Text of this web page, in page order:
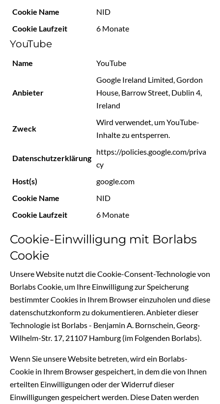
Cookie Name
NID
Cookie Laufzeit
6 Monate
YouTube
Name YouTube
Anbieter
Google Ireland Limited, Gordon
House, Barrow Street, Dublin 4,
Ireland
Zweck
Wird verwendet, um YouTube-
Inhalte zu entsperren.
Datenschutzerklärung
https://policies.google.com/priva
cy
Host(s)
google.com
Cookie Name
NID
Cookie Laufzeit
6 Monate
Cookie-Einwilligung mit Borlabs
Cookie
Unsere Website nutzt die Cookie-Consent-Technologie von
Borlabs Cookie, um Ihre Einwilligung zur Speicherung
bestimmter Cookies in Ihrem Browser einzuholen und diese
datenschutzkonform zu dokumentieren. Anbieter dieser
Technologie ist Borlabs - Benjamin A. Bornschein, Georg-
Wilhelm-Str. 17, 21107 Hamburg (im Folgenden Borlabs).
Wenn Sie unsere Website betreten, wird ein Borlabs-
Cookie in Ihrem Browser gespeichert, in dem die von Ihnen
erteilten Einwilligungen oder der Widerruf dieser
Einwilligungen gespeichert werden. Diese Daten werden